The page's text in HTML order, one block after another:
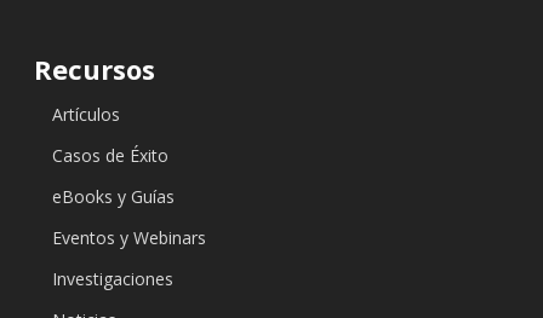
Recursos
Artículos
Casos de Éxito
eBooks y Guías
Eventos y Webinars
Investigaciones